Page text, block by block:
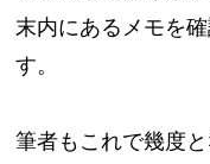
末内にあるメモを
す。
筆者もこれで幾度